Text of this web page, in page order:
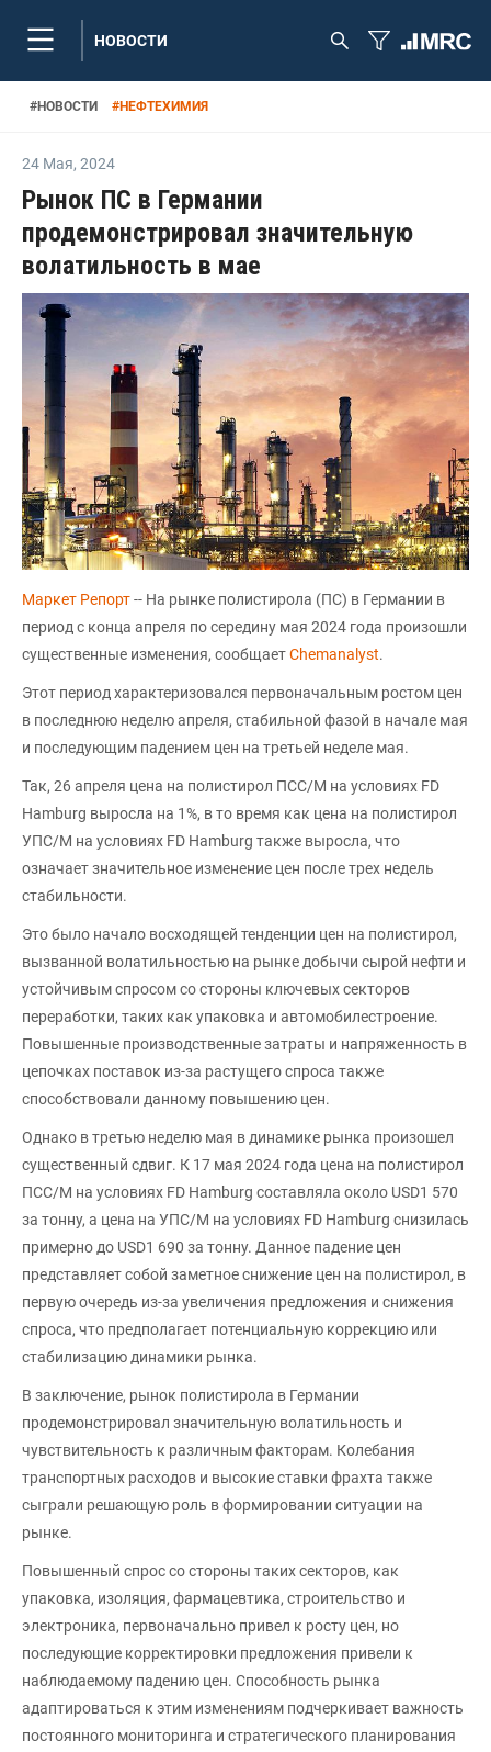
НОВОСТИ
#НОВОСТИ #НЕФТЕХИМИЯ
24 Мая, 2024
Рынок ПС в Германии
продемонстрировал значительную
волатильность в мае
Маркет Репорт-- На рынке полистирола (ПС) в Германии в
период с конца апреля по середину мая 2024 года произошли
существенные изменения, сообщаетChemanalyst.
Этот период характеризовался первоначальным ростом цен
в последнюю неделю апреля, стабильной фазой в начале мая
и последующим падением цен на третьей неделе мая.
Так, 26 апреля цена на полистирол ПСС/М на условиях FD
Hamburg выросла на 1%, в то время как цена на полистирол
УПС/М на условиях FD Hamburg также выросла, что
означает значительное изменение цен после трех недель
стабильности.
Это было начало восходящей тенденции цен на полистирол,
вызванной волатильностью на рынке добычи сырой нефти и
устойчивым спросом со стороны ключевых секторов
переработки, таких как упаковка и автомобилестроение.
Повышенные производственные затраты и напряженность в
цепочках поставок из-за растущего спроса также
способствовали данному повышению цен.
Однако в третью неделю мая в динамике рынка произошел
существенный сдвиг. К 17 мая 2024 года цена на полистирол
ПСС/М на условиях FD Hamburg составляла около USD1 570
за тонну, а цена на УПС/М на условиях FD Hamburg снизилась
примерно до USD1 690 за тонну. Данное падение цен
представляет собой заметное снижение цен на полистирол, в
первую очередь из-за увеличения предложения и снижения
спроса, что предполагает потенциальную коррекцию или
стабилизацию динамики рынка.
В заключение, рынок полистирола в Германии
продемонстрировал значительную волатильность и
чувствительность к различным факторам. Колебания
транспортных расходов и высокие ставки фрахта также
сыграли решающую роль в формировании ситуации на
рынке.
Повышенный спрос со стороны таких секторов, как
упаковка, изоляция, фармацевтика, строительство и
электроника, первоначально привел к росту цен, но
последующие корректировки предложения привели к
наблюдаемому падению цен. Способность рынка
адаптироваться к этим изменениям подчеркивает важность
постоянного мониторинга и стратегического планирования